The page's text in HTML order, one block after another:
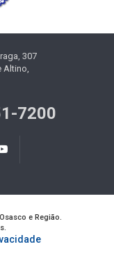
307
Altino,
7200
e Região.